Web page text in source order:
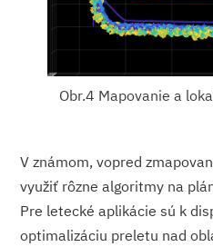
Obr.4 Mapovanie a
V známom, vopred
využiť rôzne algoritmy na
Pre letecké aplikácie sú k
optimalizáciu preletu nad